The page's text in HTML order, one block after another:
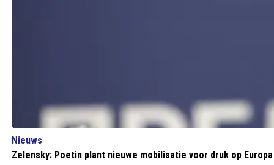
Nieuws
Zelensky: Poetin plant nieuwe mobilisatie voor druk op Europa